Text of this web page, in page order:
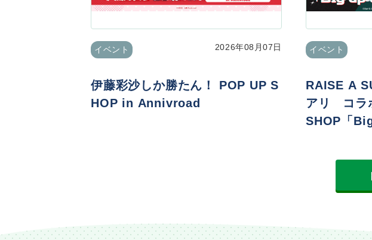
イベント 2026年08月07日
伊藤彩沙しか勝たん！ POP UP S
HOP in Annivroad
イベント
RAISE A
アリ コラ
SHOP「